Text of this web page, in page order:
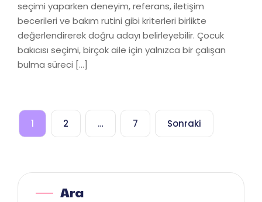
seçimi yaparken deneyim, referans, iletişim
becerileri ve bakım rutini gibi kriterleri birlikte
değerlendirerek doğru adayı belirleyebilir. Çocuk
bakıcısı seçimi, birçok aile için yalnızca bir çalışan
bulma süreci […]
Yazı
sayfalandırması
1 2 … 7 Sonraki
Ara